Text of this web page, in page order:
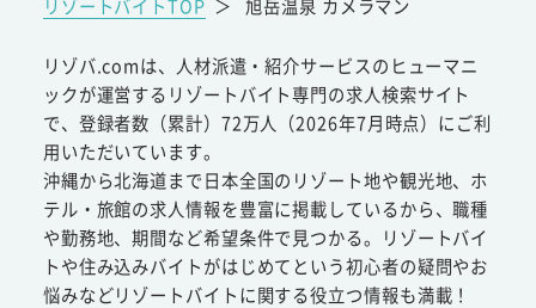
リゾートバイトTOP ＞ 旭岳温泉 カメラマン
リゾバ.comは、人材派遣・紹介サービスのヒューマニ
ックが運営するリゾートバイト専門の求人検索サイト
で、登録者数（累計）72万人（2026年7月時点）にご利
用いただいています。
沖縄から北海道まで日本全国のリゾート地や観光地、ホ
テル・旅館の求人情報を豊富に掲載しているから、職種
や勤務地、期間など希望条件で見つかる。リゾートバイ
トや住み込みバイトがはじめてという初心者の疑問やお
悩みなどリゾートバイトに関する役立つ情報も満載！